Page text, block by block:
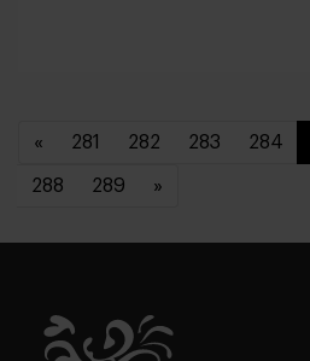
« 281 282 283 284
288 289 »